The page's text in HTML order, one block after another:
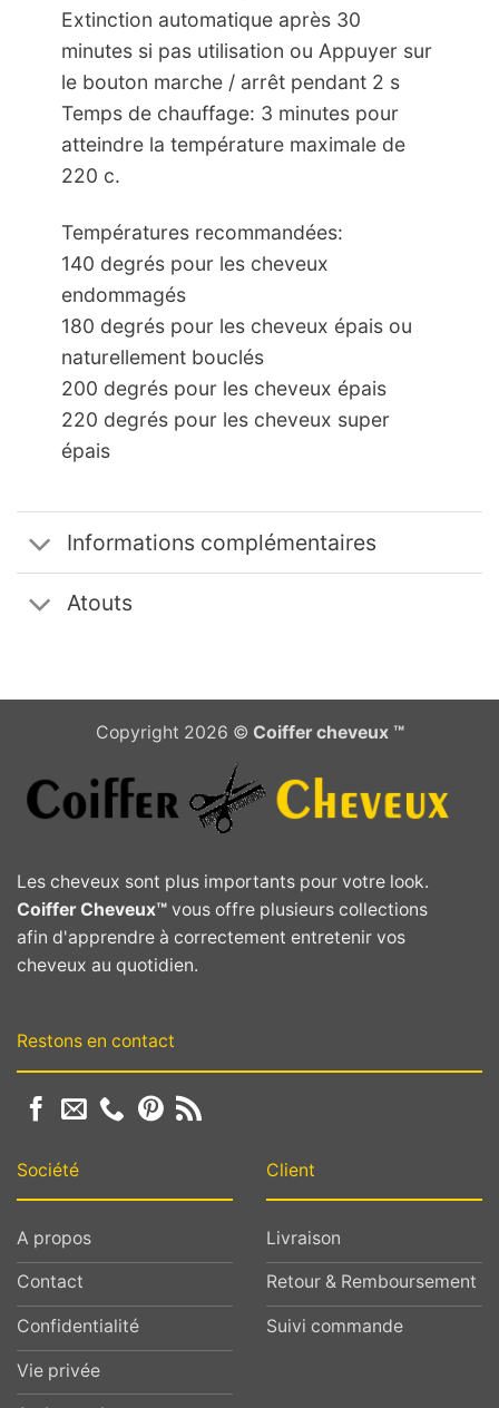
Extinction automatique après 30
minutes si pas utilisation ou Appuyer sur
le bouton marche / arrêt pendant 2 s
Temps de chauffage: 3 minutes pour
atteindre la température maximale de
220 c.
Températures recommandées:
140 degrés pour les cheveux
endommagés
180 degrés pour les cheveux épais ou
naturellement bouclés
200 degrés pour les cheveux épais
220 degrés pour les cheveux super
épais
Informations complémentaires
Atouts
Copyright 2026 © Coiffer cheveux ™
Les cheveux sont plus importants pour votre look.
Coiffer Cheveux™ vous offre plusieurs collections
afin d'apprendre à correctement entretenir vos
cheveux au quotidien.
Société
A propos
Contact
Confidentialité
Vie privée
Client
Livraison
Retour & Remboursement
Suivi commande
Restons en contact